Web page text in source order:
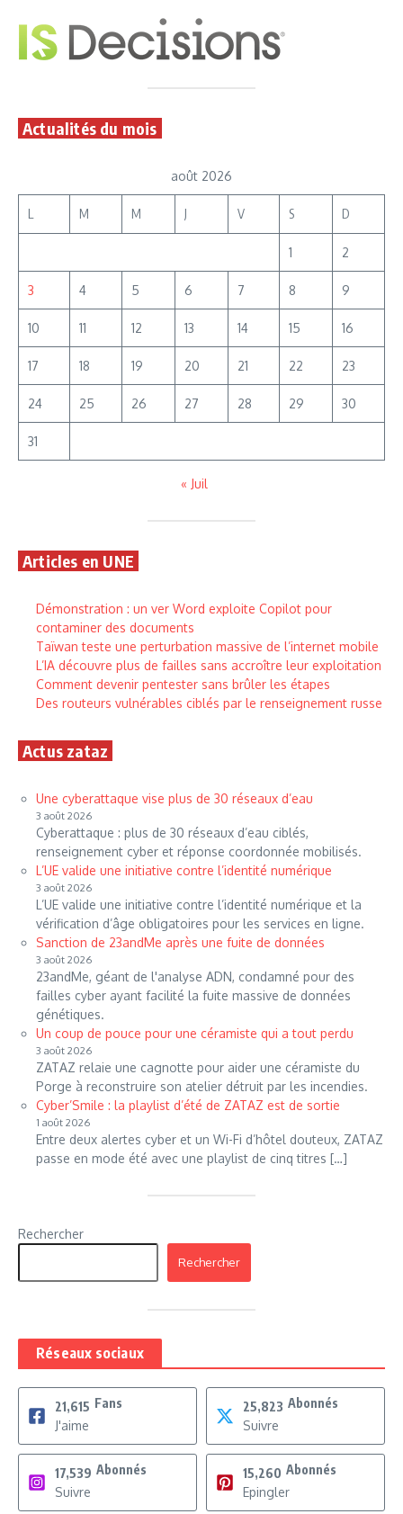
Actualités du mois
août 2026
L M M J V S D
1 2
3 4 5 6 7 8 9
10 11 12 13 14 15 16
17 18 19 20 21 22 23
24 25 26 27 28 29 30
31
« Juil
Articles en UNE
Démonstration : un ver Word exploite Copilot pour
contaminer des documents
Taïwan teste une perturbation massive de l’internet mobile
L’IA découvre plus de failles sans accroître leur exploitation
Comment devenir pentester sans brûler les étapes
Des routeurs vulnérables ciblés par le renseignement russe
Actus zataz
Une cyberattaque vise plus de 30 réseaux d’eau
3 août 2026
Cyberattaque : plus de 30 réseaux d’eau ciblés,
renseignement cyber et réponse coordonnée mobilisés.
L’UE valide une initiative contre l’identité numérique
3 août 2026
L’UE valide une initiative contre l’identité numérique et la
vérification d’âge obligatoires pour les services en ligne.
Sanction de 23andMe après une fuite de données
3 août 2026
23andMe, géant de l'analyse ADN, condamné pour des
failles cyber ayant facilité la fuite massive de données
génétiques.
Un coup de pouce pour une céramiste qui a tout perdu
3 août 2026
ZATAZ relaie une cagnotte pour aider une céramiste du
Porge à reconstruire son atelier détruit par les incendies.
Cyber’Smile : la playlist d’été de ZATAZ est de sortie
1 août 2026
Entre deux alertes cyber et un Wi-Fi d’hôtel douteux, ZATAZ
passe en mode été avec une playlist de cinq titres […]
Rechercher
Rechercher
Réseaux sociaux
21,615 Fans
J'aime
25,823 Abonnés
Suivre
17,539 Abonnés
Suivre
15,260 Abonnés
Epingler